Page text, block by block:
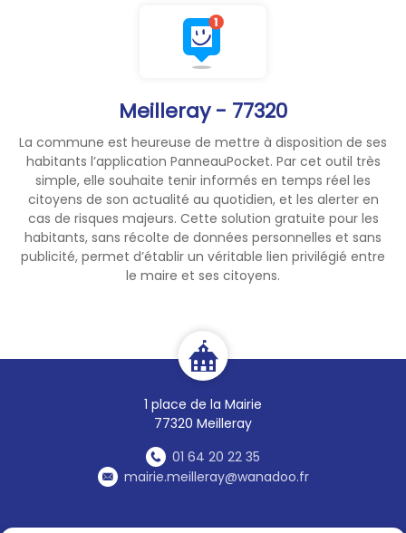
Meilleray - 77320
La commune est heureuse de mettre à disposition de ses
habitants l’application PanneauPocket. Par cet outil très
simple, elle souhaite tenir informés en temps réel les
citoyens de son actualité au quotidien, et les alerter en
cas de risques majeurs. Cette solution gratuite pour les
habitants, sans récolte de données personnelles et sans
publicité, permet d’établir un véritable lien privilégié entre
le maire et ses citoyens.
1 place de la Mairie
77320 Meilleray
01 64 20 22 35
mairie.meilleray@wanadoo.fr
dépannage ou la mise en
service de l’électricité.
- Enedis ne pratique aucun
ne propose aucun produit ou
service à la vente.
- Toute intervention d’Enedis
nécessitant l’accès à votre
installation électrique fait
systématiquement l’objet
d’un rendez-vous préalable,
sauf situation d’urgence ou
de sécurité sur le réseau
En cas de doute, ne
communiquez aucune
information et mettez fin à
l’échange.